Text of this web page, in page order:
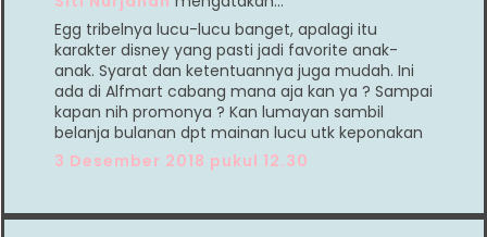
Egg tribelnya lucu-lucu banget, apalagi itu
karakter disney yang pasti jadi favorite anak-
anak. Syarat dan ketentuannya juga mudah. Ini
ada di Alfmart cabang mana aja kan ya ? Sampai
kapan nih promonya ? Kan lumayan sambil
belanja bulanan dpt mainan lucu utk keponakan
3 Desember 2018 pukul 12.30